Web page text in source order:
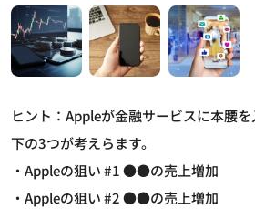
ヒント：Appleが金融サービスに本腰
下の3つが考えらます。
・Appleの狙い #1 ●●の売上増加
・Appleの狙い #2 ●●の売上増加